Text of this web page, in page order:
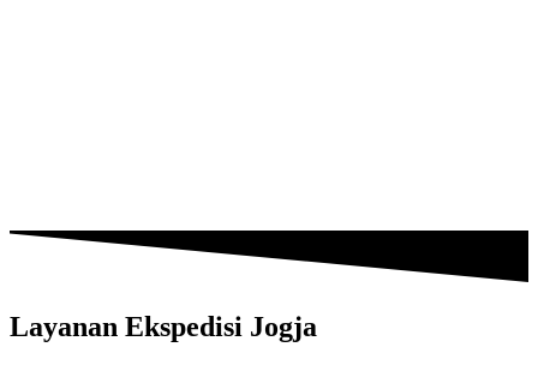
Layanan Ekspedisi Jogja